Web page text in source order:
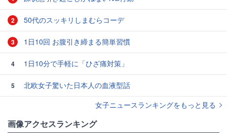
2 50代のスッキリしまむらコーデ
3 1日10回 お腹引き締まる簡単習慣
4 1日10分で手軽に「ひざ痛対策」
5
北欧女子驚いた日本人の血液型話
女子ニュースランキングをもっと見る
画像アクセスランキング